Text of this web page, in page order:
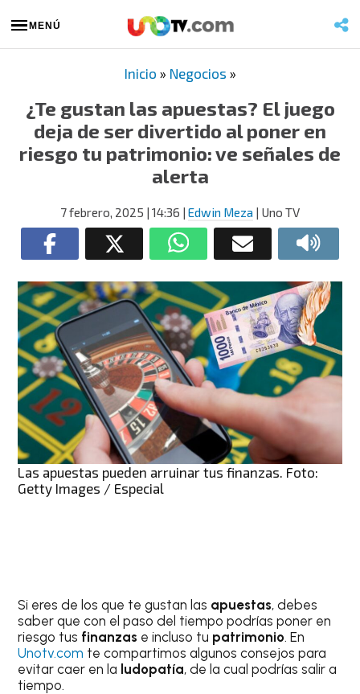
MENÚ
Inicio » Negocios »
¿Te gustan las apuestas? El juego
deja de ser divertido al poner en
riesgo tu patrimonio: ve señales de
alerta
7 febrero, 2025 | 14:36 | Edwin Meza | Uno TV
Las apuestas pueden arruinar tus finanzas. Foto:
Getty Images / Especial
Si eres de los que te gustan las apuestas, debes
saber que con el paso del tiempo podrías poner en
riesgo tus finanzas e incluso tu patrimonio. En
Unotv.com te compartimos algunos consejos para
evitar caer en la ludopatía, de la cual podrías salir a
tiempo.